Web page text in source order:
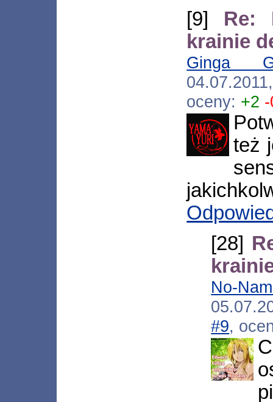
[9] Re:
krainie
Ginga
oceny: +2
też
[28]
No-
#9,